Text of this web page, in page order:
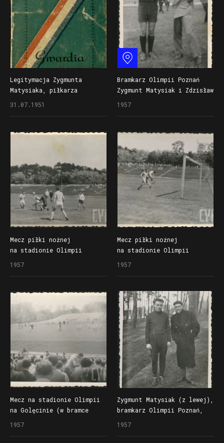
Legitymacja Zygmunta
Matysiaka, piłkarza
Zrzeszenia Sportowego
31.07.1951
Zobacz na mapie
Bramkarz Olimpii Poznań
Zygmunt Matysiak i Zdzisław
Zamysłowski przed meczem
1957
Mecz piłki nożnej
na stadionie Olimpii
na Golęcinie, w ciemnym
1957
Mecz piłki nożnej
na stadionie Olimpii
na Golęcinie, w bramce
1957
Mecz na stadionie Olimpii
na Golęcinie (w bramce
Olimpii Poznań stał
1957
Zygmunt Matysiak (z lewej),
bramkarz Olimpii Poznań,
na Golęcinie
1957